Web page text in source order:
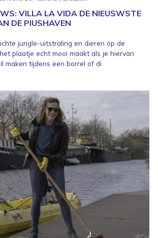
VILLA LA VIDA DE NIEUSWSTE
DE PIUSHAVEN
jungle-uitstraling en dieren op de
plaatje echt mooi maakt als je hiervan
maken tijdens een borrel of di